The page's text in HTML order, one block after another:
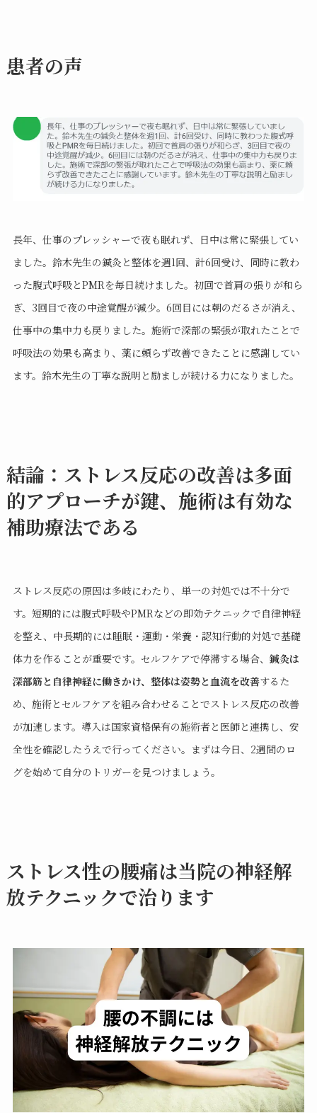
患者の声
長年、仕事のプレッシャーで夜も眠れず、日中は常に緊張してい
ました。鈴木先生の鍼灸と整体を週1回、計6回受け、同時に教わ
った腹式呼吸とPMRを毎日続けました。初回で首肩の張りが和ら
ぎ、3回目で夜の中途覚醒が減少。6回目には朝のだるさが消え、
仕事中の集中力も戻りました。施術で深部の緊張が取れたことで
呼吸法の効果も高まり、薬に頼らず改善できたことに感謝してい
ます。鈴木先生の丁寧な説明と励ましが続ける力になりました。
結論：ストレス反応の改善は多面
的アプローチが鍵、施術は有効な
補助療法である
ストレス反応の原因は多岐にわたり、単一の対処では不十分で
す。短期的には腹式呼吸やPMRなどの即効テクニックで自律神経
を整え、中長期的には睡眠・運動・栄養・認知行動的対処で基礎
体力を作ることが重要です。セルフケアで停滞する場合、 鍼灸は
深部筋と自律神経に働きかけ、整体は姿勢と血流を改善するた
め、施術とセルフケアを組み合わせることでストレス反応の改善
が加速します。導入は国家資格保有の施術者と医師と連携し、安
全性を確認したうえで行ってください。まずは今日、2週間のロ
グを始めて自分のトリガーを見つけましょう。
ストレス性の腰痛は当院の神経解
放テクニックで治ります